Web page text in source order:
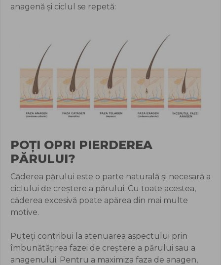
anagenă și ciclul se repetă:
POȚI OPRI PIERDEREA
PĂRULUI?
Căderea părului este o parte naturală și necesară a
ciclului de creștere a părului. Cu toate acestea,
căderea excesivă poate apărea din mai multe
motive.
Puteți contribui la atenuarea aspectului prin
îmbunătățirea fazei de creștere a părului sau a
anagenului. Pentru a maximiza faza de anagen,